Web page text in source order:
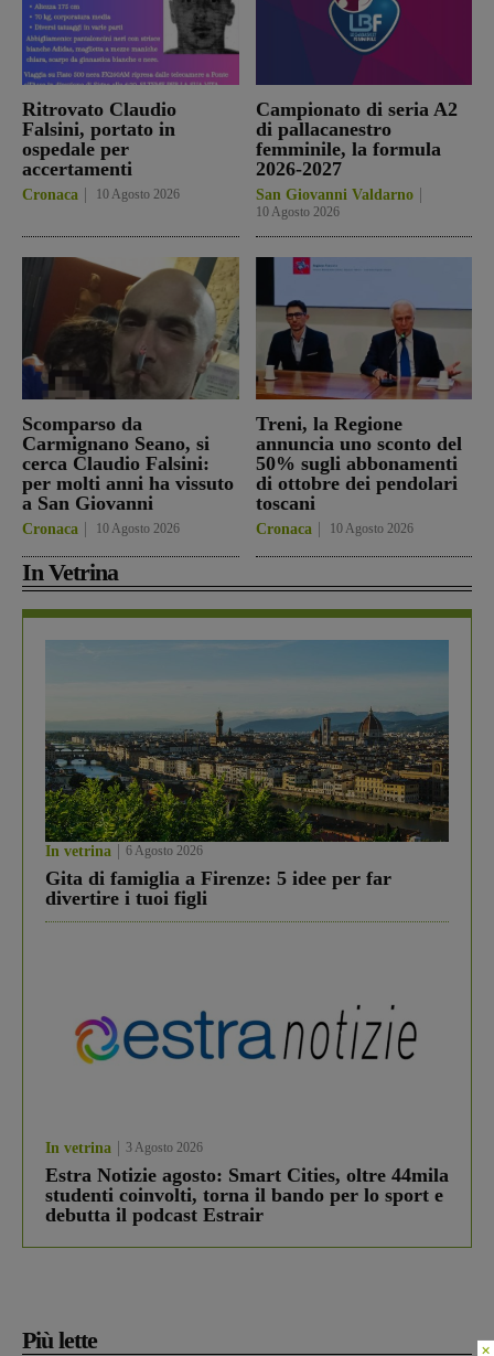
Ritrovato Claudio
Falsini, portato in
ospedale per
accertamenti
Cronaca 10 Agosto 2026
Campionato di seria A2
di pallacanestro
femminile, la formula
2026-2027
San Giovanni Valdarno
10 Agosto 2026
Scomparso da
Carmignano Seano, si
cerca Claudio Falsini:
per molti anni ha vissuto
a San Giovanni
Cronaca 10 Agosto 2026
Treni, la Regione
annuncia uno sconto del
50% sugli abbonamenti
di ottobre dei pendolari
toscani
Cronaca 10 Agosto 2026
In Vetrina
In vetrina 6 Agosto 2026
Gita di famiglia a Firenze: 5 idee per far
divertire i tuoi figli
In vetrina 3 Agosto 2026
Estra Notizie agosto: Smart Cities, oltre 44mila
studenti coinvolti, torna il bando per lo sport e
debutta il podcast Estrair
Più lette ×